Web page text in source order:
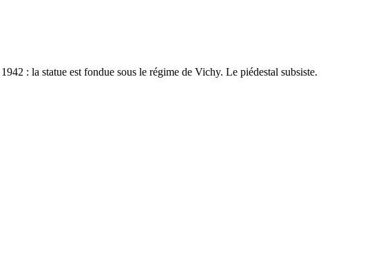
: la statue est fondue sous le régime de Vichy. Le piédestal subsiste.